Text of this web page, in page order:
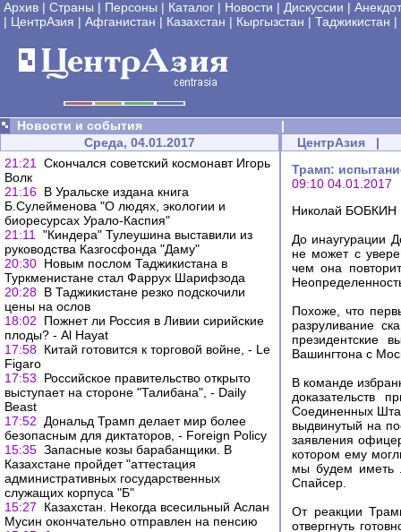
Архив | Страны | Персоны | Каталог | Новости | Дискуссии |
| ЦентрАзия | Афганистан | Казахстан | Кыргызстан | Таджикистан |
Новости и события
|
Среда, 04.01.2017
21:21
Скончался советский космонавт Игорь
Волк
21:16 В Уральске издана книга
Б.Сулейменова "О людях, экологии и
биоресурсах Урало-Каспия"
21:11
"Киндера" Тулеушина выставили из
руководства Казгосфонда "Даму"
20:30 Новым послом Таджикистана в
Туркменистане стал Фаррух Шарифзода
20:28 В Таджикистане резко подскочили
цены на ослов
18:02
Пожнет ли Россия в Ливии сирийские
плоды? - Al Hayat
17:58 Китай готовится к торговой войне, - Le
Figaro
17:53
Российское правительство открыто
выступает на стороне "Талибана", - Daily
Beast
17:52
Дональд Трамп делает мир более
безопасным для диктаторов, - Foreign Policy
15:35 Запасные козы барабанщики. В
Казахстане пройдет "аттестация
административных государственных
служащих корпуса "Б"
15:27
Казахстан. Некогда всесильный Аслан
Мусин окончательно отправлен на пенсию
ЦентрАзия |
Трамп:
09:10 04.01.2017
Николай БОБКИН
До инаугурации
не может с
чем она
Похоже, что
разруливание
президентские
Вашингтона с
В команде
доказательств
Соединенных
выдвинутый на
заявления
котором ему
мы будем иметь
Спайсер.
От реакции
отвергнуть